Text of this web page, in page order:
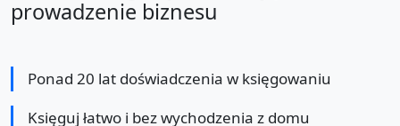
prowadzenie biznesu
Ponad 20 lat doświadczenia w księgowaniu
Księguj łatwo i bez wychodzenia z domu